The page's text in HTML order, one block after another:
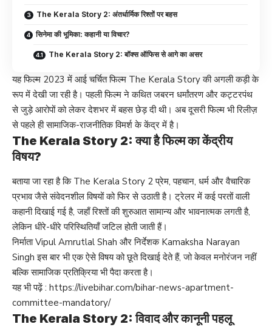
The Kerala Story 2: अंतर्धार्मिक रिश्तों पर बहस
सिनेमा की भूमिका: कहानी या विचार?
The Kerala Story 2: बॉक्स ऑफिस से आगे का असर
यह फिल्म 2023 में आई चर्चित फिल्म The Kerala Story की अगली कड़ी के
रूप में देखी जा रही है। पहली फिल्म ने कथित जबरन धर्मांतरण और कट्टरपंथ
से जुड़े आरोपों को लेकर देशभर में बहस छेड़ दी थी। अब दूसरी फिल्म भी रिलीज़
से पहले ही सामाजिक-राजनीतिक विमर्श के केंद्र में है।
The Kerala Story 2: क्या है फिल्म का केंद्रीय
विषय?
बताया जा रहा है कि The Kerala Story 2 प्रेम, पहचान, धर्म और वैचारिक
प्रभाव जैसे संवेदनशील विषयों को फिर से उठाती है। ट्रेलर में कई परतों वाली
कहानी दिखाई गई है, जहाँ रिश्तों की शुरुआत सामान्य और भावनात्मक लगती है,
लेकिन धीरे-धीरे परिस्थितियाँ जटिल होती जाती हैं।
निर्माता Vipul Amrutlal Shah और निर्देशक Kamaksha Narayan
Singh इस बार भी एक ऐसे विषय को छूते दिखाई देते हैं, जो केवल मनोरंजन नहीं
बल्कि सामाजिक प्रतिक्रिया भी पैदा करता है।
यह भी पढ़ें : https://livebihar.com/bihar-news-apartment-
committee-mandatory/
The Kerala Story 2: विवाद और कानूनी पहलू